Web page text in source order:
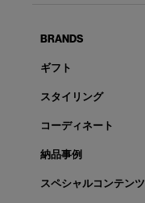
BRANDS
ギフト
スタイリング
コーディネート
納品事例
スペシャルコンテンツ